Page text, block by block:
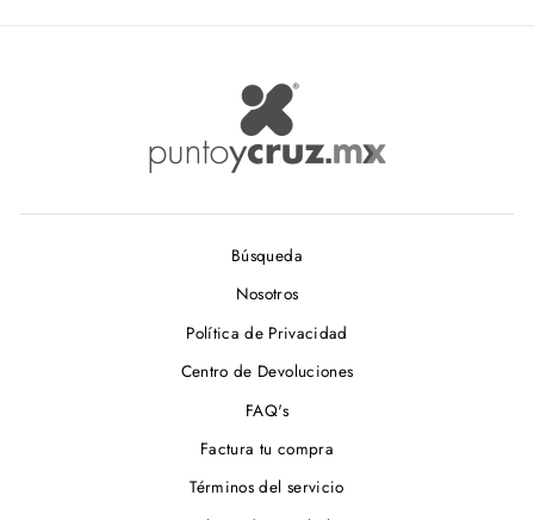
Búsqueda
Nosotros
Política de Privacidad
Centro de Devoluciones
FAQ's
Factura tu compra
Términos del servicio